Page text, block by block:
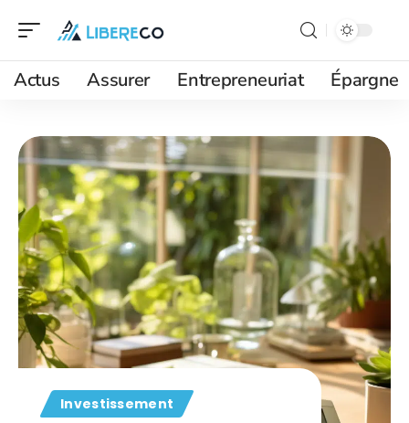
Actus Assurer Entrepreneuriat Épargne
Investissement